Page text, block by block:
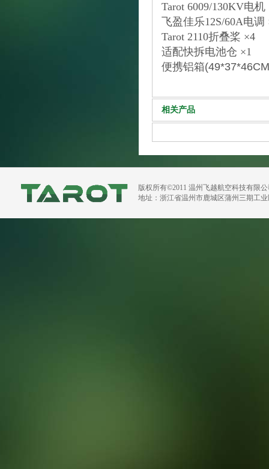
Tarot 6009/130KV电机
飞盈佳乐12S/60A电调
Tarot 2110折叠桨 ×4
适配快拆电池仓 ×1
便携铝箱
相关产品
版权所有©2011 温州飞越航空科技有限
地址：浙江省温州市鹿城区蒲州三期工业